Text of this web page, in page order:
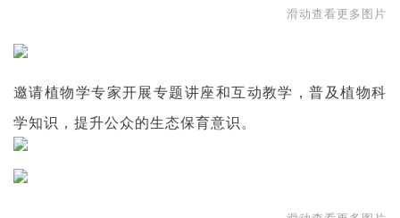
滑动查看更多图片
邀请植物学专家开展专题讲座和互动教学，普及植物科
学知识，提升公众的生态保育意识。